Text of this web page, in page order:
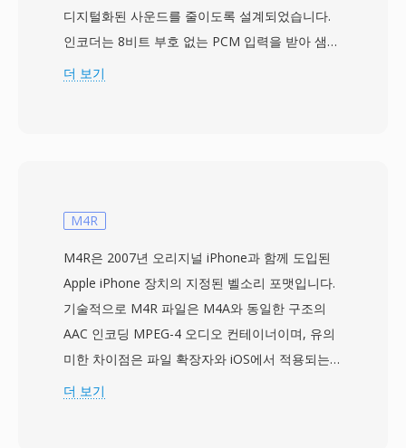
디지털화된 사운드를 줄이도록 설계되었습니다.
인코더는 8비트 부호 없는 PCM 입력을 받아 샘플
델타 값의 빈도표를 계산하고, 일반적인 델타를 짧
1980년대 후반 Mac 소프트웨어 교환을 정의한
재생되었습니다. 이 포맷은 원래 Macintosh 사운
드 하드웨어의 출력 능력에 맞춘 최대 22.255 kHz
의 샘플레이트를 지원했습니다. SoX 같은 도구는
HCOM 디코딩 지원을 유지하여, 보관된 녹음이
수십 년이 지나도 접근 가능하도록 보장합니다.
HCOM은 보존 작업에 세 가지 실용적인 장점이
더 보기
M4R
M4R은 2007년 오리지널 iPhone과 함께 도입된
Apple iPhone 장치의 지정된 벨소리 포맷입니다.
기술적으로 M4R 파일은 M4A와 동일한 구조의
AAC 인코딩 MPEG-4 오디오 컨테이너이며, 유의
미한 차이점은 파일 확장자와 iOS에서 적용되는
약 30~40초의 길이 제한뿐입니다. Apple은 기존
더 보기